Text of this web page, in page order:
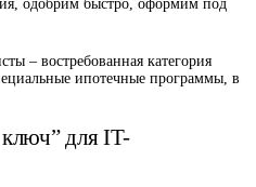
одобрим быстро, оформим под
– востребованная категория
ипотечные программы, в
ключ” для IT-